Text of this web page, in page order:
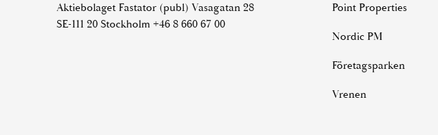
Aktiebolaget Fastator (publ) Vasagatan 28
SE-111 20 Stockholm +46 8 660 67 00
Point Properties
Nordic PM
Företagsparken
Vrenen